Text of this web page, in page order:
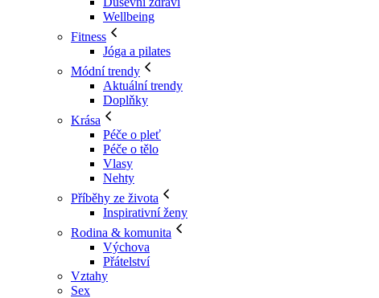
Wellbeing
Fitness
Jóga a pilates
Módní trendy
Aktuální trendy
Doplňky
Krása
Péče o pleť
Péče o tělo
Vlasy
Nehty
Příběhy ze života
Inspirativní ženy
Rodina & komunita
Výchova
Přátelství
Vztahy
Sex